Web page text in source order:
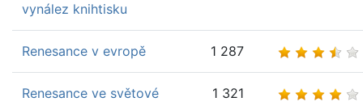
vynález knihtisku
Renesance v evropě 1 287
Renesance ve světové
1 321